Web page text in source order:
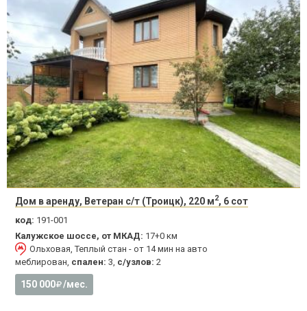
Дом в аренду, Ветеран с/т (Троицк), 220 м2, 6 сот
код: 191-001
Калужское шоссе, от МКАД: 17+0 км
Ольховая, Теплый стан - от 14 мин на авто
меблирован, спален: 3, с/узлов: 2
150 000 /мес.